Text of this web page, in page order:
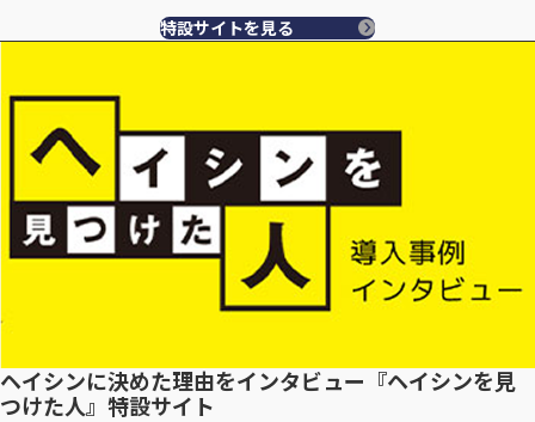
特設サイトを見る
ヘイシンに決めた理由をインタビュー『ヘイシンを見
つけた人』特設サイト